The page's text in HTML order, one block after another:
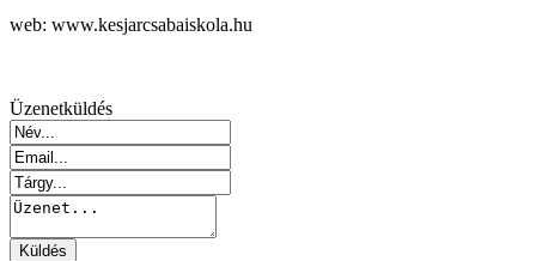
web: www.kesjarcsabaiskola.hu
Üzenetküldés